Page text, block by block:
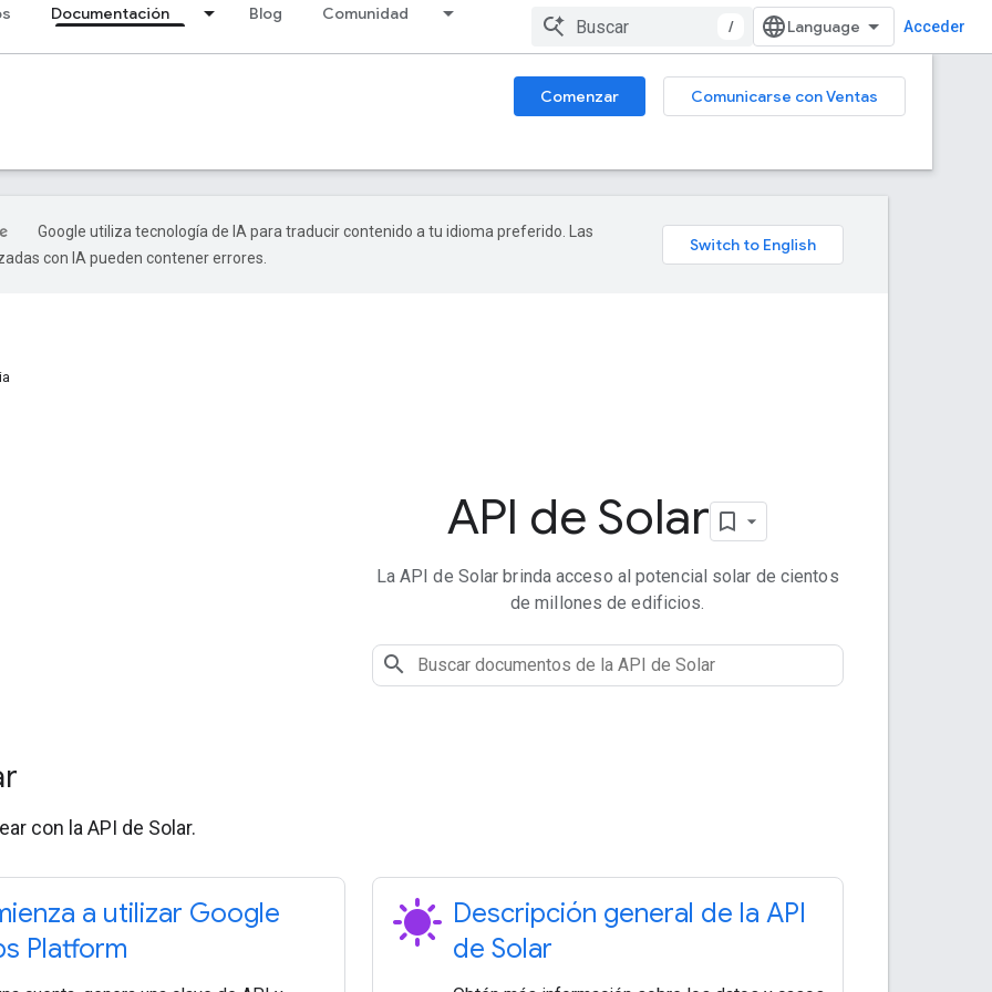
Documentación Blog Comunidad
/ Acceder
Comenzar
Comunicarse con Ventas
Google utiliza tecnología de IA para traducir contenido a tu idioma preferido. Las
con IA pueden contener errores.
API de Solar
La API de Solar brinda acceso al potencial solar de cientos
de millones de edificios.
con la API de Solar.
a utilizar Google
Platform
sunny Descripción general de la API
de Solar